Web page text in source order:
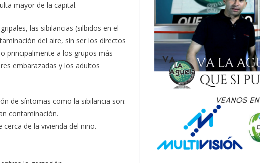
mayor de la capital.
las sibilancias (silbidos en el
del aire, sin ser los directos
principalmente a los grupos más
embarazadas y los adultos
de síntomas como la sibilancia son:
contaminación.
de la vivienda del niño.